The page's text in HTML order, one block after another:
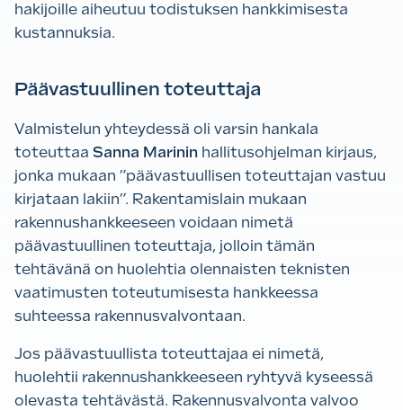
hakijoille aiheutuu todistuksen hankkimisesta
kustannuksia.
Päävastuullinen toteuttaja
Valmistelun yhteydessä oli varsin hankala
toteuttaa Sanna Marinin hallitusohjelman kirjaus,
jonka mukaan ”päävastuullisen toteuttajan vastuu
kirjataan lakiin”. Rakentamislain mukaan
rakennushankkeeseen voidaan nimetä
päävastuullinen toteuttaja, jolloin tämän
tehtävänä on huolehtia olennaisten teknisten
vaatimusten toteutumisesta hankkeessa
suhteessa rakennusvalvontaan.
Jos päävastuullista toteuttajaa ei nimetä,
huolehtii rakennushankkeeseen ryhtyvä kyseessä
olevasta tehtävästä. Rakennusvalvonta valvoo